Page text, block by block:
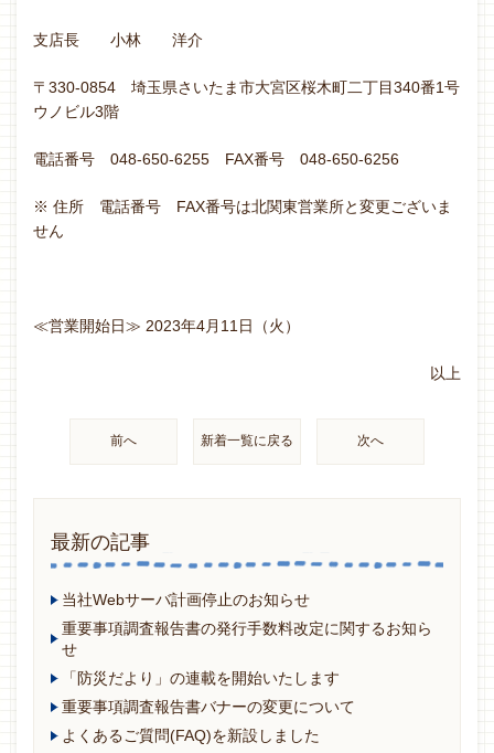
支店長 小林 洋介
〒330-0854 埼玉県さいたま市大宮区桜木町二丁目340番1号
ウノビル3階
電話番号 048-650-6255 FAX番号 048-650-6256
※ 住所 電話番号 FAX番号は北関東営業所と変更ございま
せん
≪営業開始日≫ 2023年4月11日（火）
以上
前へ 新着一覧に戻る 次へ
最新の記事
当社Webサーバ計画停止のお知らせ
重要事項調査報告書の発行手数料改定に関するお知ら
せ
「防災だより」の連載を開始いたします
重要事項調査報告書バナーの変更について
よくあるご質問(FAQ)を新設しました